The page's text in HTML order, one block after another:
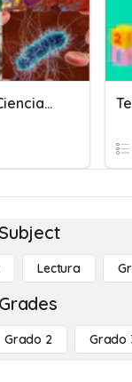
Evaluación Formativa Ciencias: Temas Guía Nº1
Lectura
Grado 2 Grado